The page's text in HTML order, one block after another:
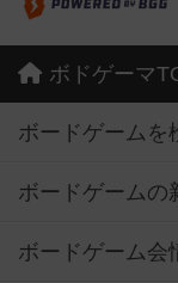
ボドゲーマ
ボードゲームを
ボードゲームの
ボードゲーム会